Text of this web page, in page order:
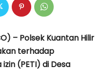
– Polsek Kuantan Hilir
terhadap
(PETI) di Desa